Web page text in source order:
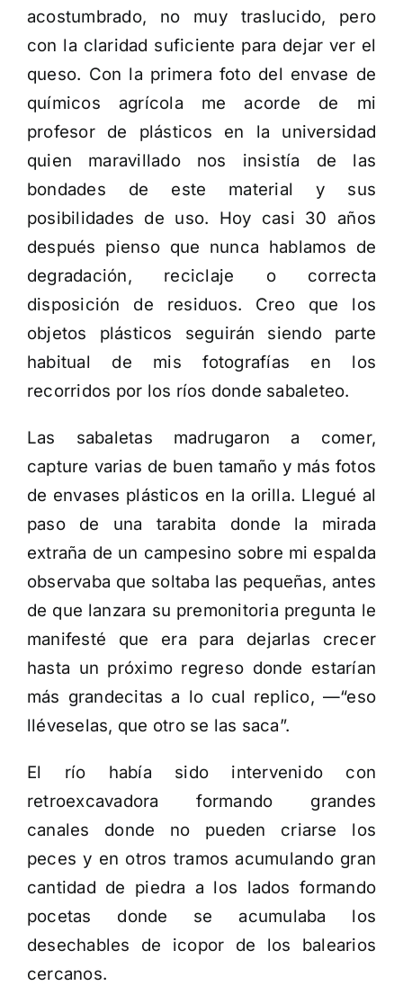
acostumbrado, no muy traslucido, pero
con la claridad suficiente para dejar ver el
queso. Con la primera foto del envase de
químicos agrícola me acorde de mi
profesor de plásticos en la universidad
quien maravillado nos insistía de las
bondades de este material y sus
posibilidades de uso. Hoy casi 30 años
después pienso que nunca hablamos de
degradación, reciclaje o correcta
disposición de residuos. Creo que los
objetos plásticos seguirán siendo parte
habitual de mis fotografías en los
recorridos por los ríos donde sabaleteo.
Las sabaletas madrugaron a comer,
capture varias de buen tamaño y más fotos
de envases plásticos en la orilla. Llegué al
paso de una tarabita donde la mirada
extraña de un campesino sobre mi espalda
observaba que soltaba las pequeñas, antes
de que lanzara su premonitoria pregunta le
manifesté que era para dejarlas crecer
hasta un próximo regreso donde estarían
más grandecitas a lo cual replico, —“eso
lléveselas, que otro se las saca”.
El río había sido intervenido con
retroexcavadora formando grandes
canales donde no pueden criarse los
peces y en otros tramos acumulando gran
cantidad de piedra a los lados formando
pocetas donde se acumulaba los
desechables de icopor de los balearios
cercanos.